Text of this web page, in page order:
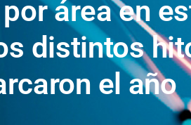
área en
distintos
el año